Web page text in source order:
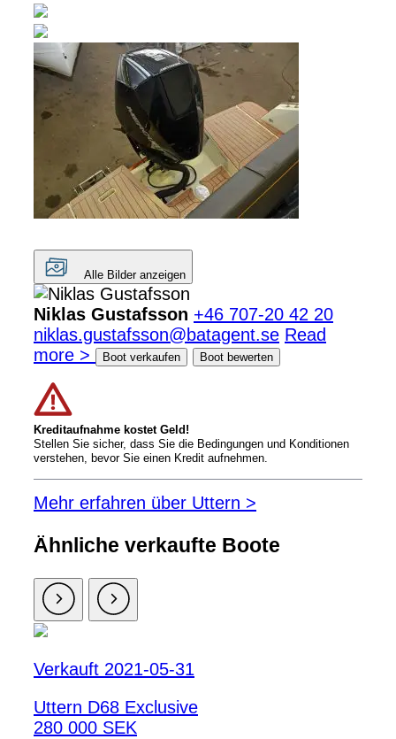
Alle Bilder anzeigen
Niklas Gustafsson +46 707-20 42 20
niklas.gustafsson@batagent.se Read
more >
Boot verkaufen Boot bewerten
Kreditaufnahme kostet Geld!
Stellen Sie sicher, dass Sie die Bedingungen und Konditionen
verstehen, bevor Sie einen Kredit aufnehmen.
Mehr erfahren über Uttern >
Ähnliche verkaufte Boote
Verkauft 2021-05-31
Uttern D68 Exclusive
280 000 SEK